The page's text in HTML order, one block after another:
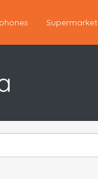
Supermarket